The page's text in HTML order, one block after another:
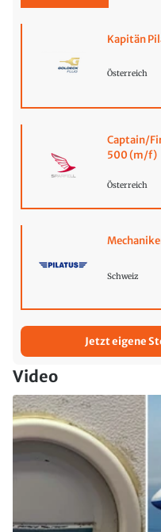
Kapitän
Österreich
Captain/
500 (m/f)
Österreich
Schweiz
Jetzt eigene
Video